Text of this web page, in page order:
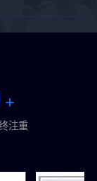
+
注重